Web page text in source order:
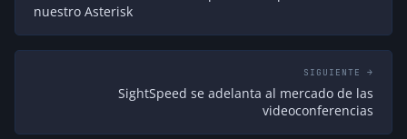
nuestro Asterisk
SIGUIENTE →
SightSpeed se adelanta al mercado de las
videoconferencias